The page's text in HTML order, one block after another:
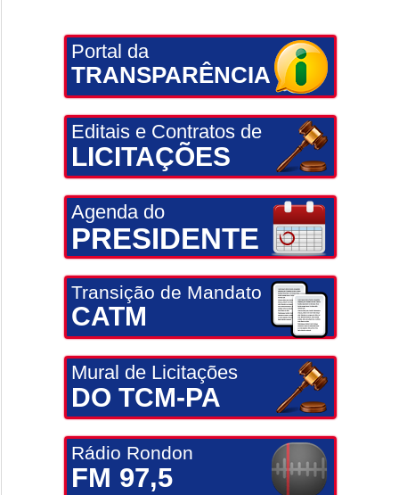
Portal da
TRANSPARÊNCIA
Editais e Contratos de
LICITAÇÕES
Agenda do
PRESIDENTE
Transição de Mandato
CATM
Mural de Licitações
DO TCM-PA
Rádio Rondon
FM 97,5